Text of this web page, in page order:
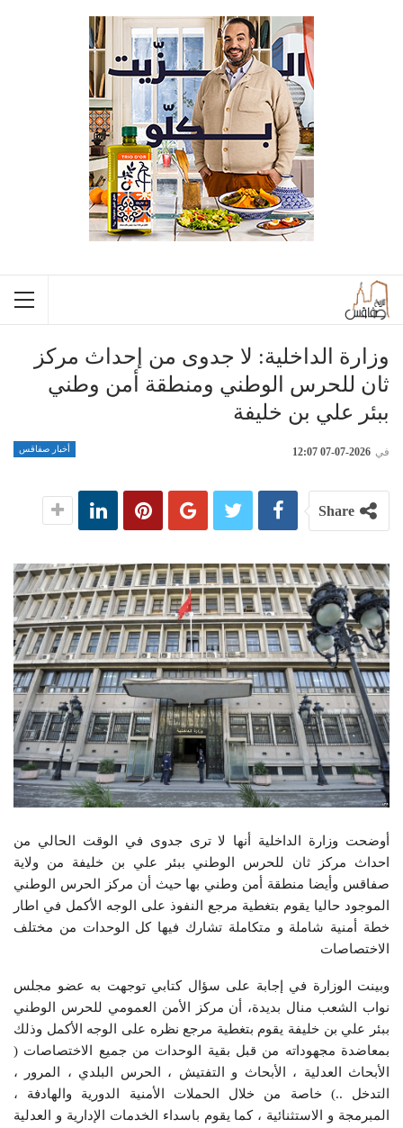
وزارة الداخلية: لا جدوى من إحداث مركز
ثان للحرس الوطني ومنطقة أمن وطني
ببئر علي بن خليفة
أخبار صفاقس في 2026-07-07 12:07
Share
أوضحت وزارة الداخلية أنها لا ترى جدوى في الوقت الحالي من
احداث مركز ثان للحرس الوطني ببئر علي بن خليفة من ولاية
صفاقس وأيضا منطقة أمن وطني بها حيث أن مركز الحرس الوطني
الموجود حاليا يقوم بتغطية مرجع النفوذ على الوجه الأكمل في اطار
خطة أمنية شاملة و متكاملة تشارك فيها كل الوحدات من مختلف
الاختصاصات
وبينت الوزارة في إجابة على سؤال كتابي توجهت به عضو مجلس
نواب الشعب منال بديدة، أن مركز الأمن العمومي للحرس الوطني
ببئر علي بن خليفة يقوم بتغطية مرجع نظره على الوجه الأكمل وذلك
بمعاضدة مجهوداته من قبل بقية الوحدات من جميع الاختصاصات (
الأبحاث العدلية ، الأبحاث و التفتيش ، الحرس البلدي ، المرور ،
التدخل ..) خاصة من خلال الحملات الأمنية الدورية والهادفة ،
المبرمجة و الاستثنائية ، كما يقوم باسداء الخدمات الإدارية و العدلية